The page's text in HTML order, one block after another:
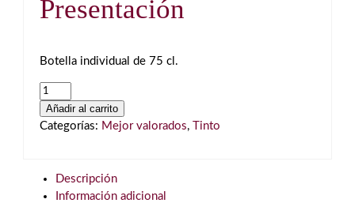
Presentación
Botella individual de 75 cl.
Joseph
Faiveley
Bourgogne
2023
Tinto
Añadir al carrito
Categorías: Mejor valorados, Tinto
Descripción
Información adicional